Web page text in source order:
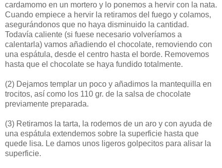
cardamomo en un mortero y lo ponemos a hervir con la nata.
Cuando empiece a hervir la retiramos del fuego y colamos,
asegurándonos que no haya disminuido la cantidad.
Todavía caliente (si fuese necesario volveríamos a
calentarla) vamos añadiendo el chocolate, removiendo con
una espátula, desde el centro hasta el borde. Removemos
hasta que el chocolate se haya fundido totalmente.
(2) Dejamos templar un poco y añadimos la mantequilla en
trocitos, así como los 110 gr. de la salsa de chocolate
previamente preparada.
(3) Retiramos la tarta, la rodemos de un aro y con ayuda de
una espátula extendemos sobre la superficie hasta que
quede lisa. Le damos unos ligeros golpecitos para alisar la
superficie.